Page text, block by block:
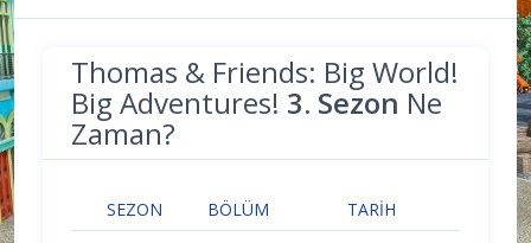
Thomas & Friends: Big World!
Big Adventures! 3. Sezon Ne
Zaman?
SEZON BÖLÜM TARIH